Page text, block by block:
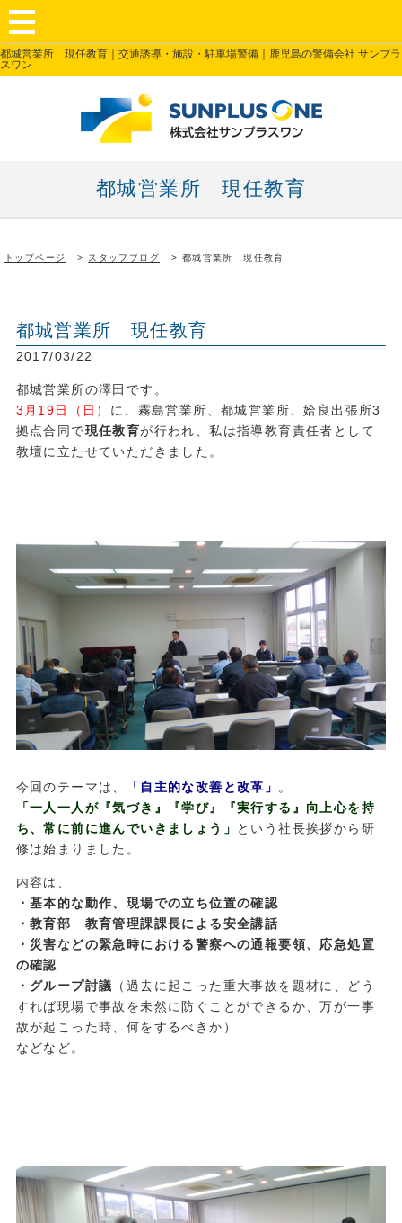
都城営業所 現任教育｜交通誘導・施設・駐車場警備｜鹿児島の警備会社 サンプラ
スワン
都城営業所 現任教育
トップページ スタッフブログ 都城営業所 現任教育
都城営業所 現任教育
2017/03/22
都城営業所の澤田です。
3月19日（日） に、霧島営業所、都城営業所、姶良出張所3
拠点合同で現任教育が行われ、私は指導教育責任者として
教壇に立たせていただきました。
今回のテーマは、 「自主的な改善と改革」 。
「一人一人が『気づき』『学び』『実行する』向上心を持
ち、常に前に進んでいきましょう」
という社長挨拶から研
修は始まりました。
内容は、
・基本的な動作、現場での立ち位置の確認
・教育部 教育管理課課長による安全講話
・災害などの緊急時における警察への通報要領、応急処置
の確認
・グループ討議 （過去に起こった重大事故を題材に、どう
すれば現場で事故を未然に防ぐことができるか、万が一事
故が起こった時、何をするべきか）
などなど。